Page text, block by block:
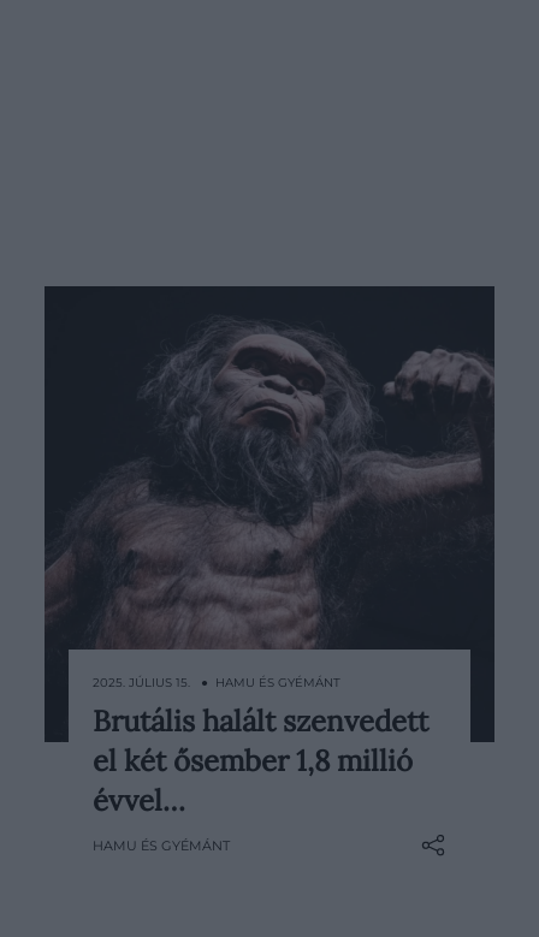
A modern kor embere ritkán becsüli
meg otthona, sőt, élete kényelmét –
magától értetődőnek vesszük a jól
életterünket. Pedig ha
2025. JÚLIUS 15. ● HAMU ÉS GYÉMÁNT
Brutális halált szenvedett
el két ősember 1,8 millió
évvel…
HAMU ÉS GYÉMÁNT